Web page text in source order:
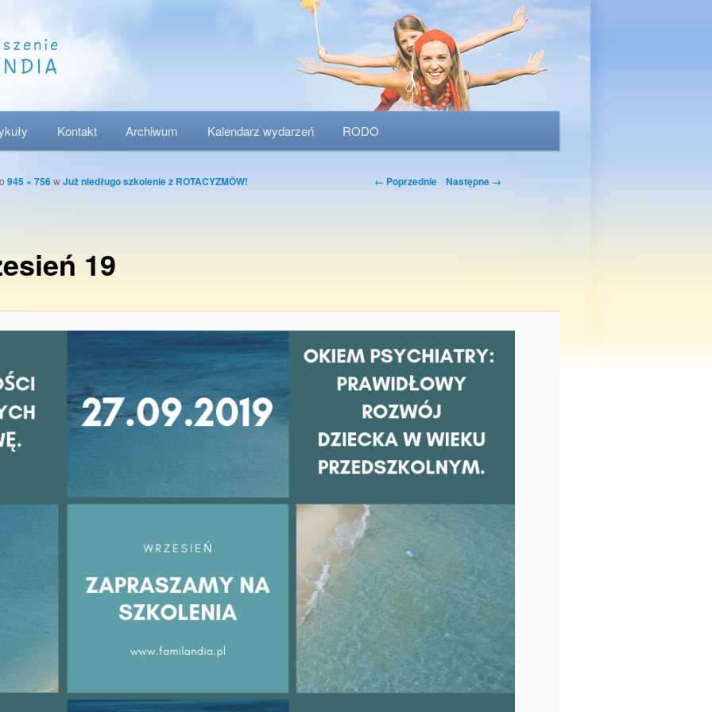
Kontakt Archiwum Kalendarz wydarzeń RODO
Nawigacja po
← Poprzednie Następne →
19
o 945 × 756wJuż niedługo szkolenie z ROTACYZMÓW!